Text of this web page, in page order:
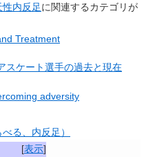
性内反足に関連するカテゴリが
Treatment
スケート選手の過去と現在
adversity
る、内反足）
[表示]